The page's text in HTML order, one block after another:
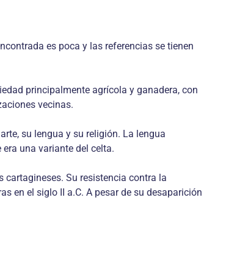
es poca y las referencias se tienen
principalmente agrícola y ganadera, con
vecinas.
su lengua y su religión. La lengua
una variante del celta.
Su resistencia contra la
en el siglo II a.C. A pesar de su desaparición